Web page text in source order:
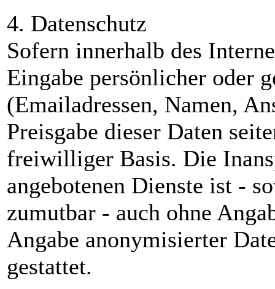
4. Datenschutz
Sofern innerhalb des
Eingabe persönlicher oder
(Emailadressen, Namen,
Preisgabe dieser Daten
freiwilliger Basis. Die
angebotenen Dienste ist -
zumutbar - auch ohne
Angabe anonymisierter
gestattet.